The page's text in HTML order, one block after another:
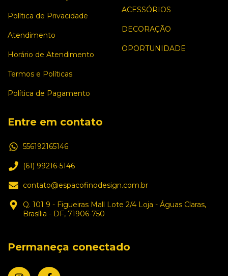
Política de Privacidade
Atendimento
Horário de Atendimento
Termos e Políticas
Política de Pagamento
ACESSÓRIOS
DECORAÇÃO
OPORTUNIDADE
Entre em contato
556192165146
(61) 99216-5146
contato@espacofinodesign.com.br
Q. 101 9 - Figueiras Mall Lote 2/4 Loja - Águas Claras,
Brasília - DF, 71906-750
Permaneça conectado